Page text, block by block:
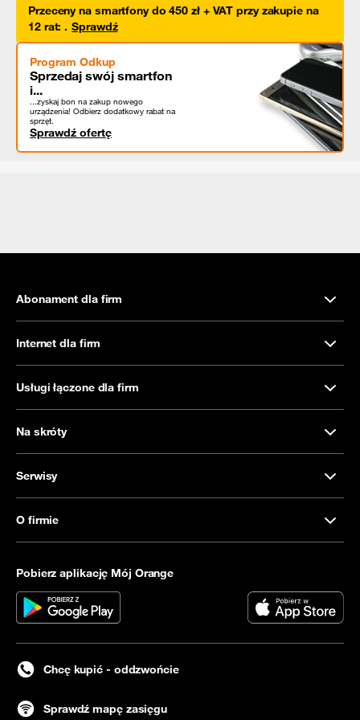
Przeceny na smartfony do 450 zł + VAT przy zakupie na
12 rat: . Sprawdź
Program Odkup
Sprzedaj swój smartfon
i...
...zyskaj bon na zakup nowego
urządzenia! Odbierz dodatkowy rabat na
sprzęt.
Sprawdź ofertę
Abonament dla firm
Internet dla firm
Usługi łączone dla firm
Na skróty
Serwisy
O firmie
Pobierz aplikację Mój Orange
Chcę kupić - oddzwońcie
Sprawdź mapę zasięgu